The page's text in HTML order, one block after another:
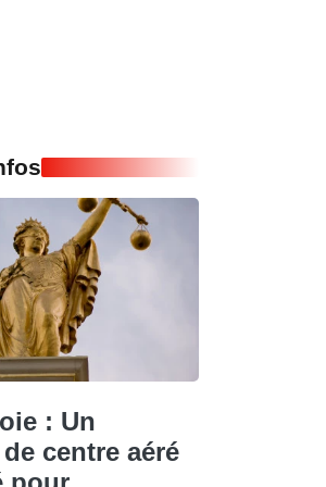
: Un
centre aéré